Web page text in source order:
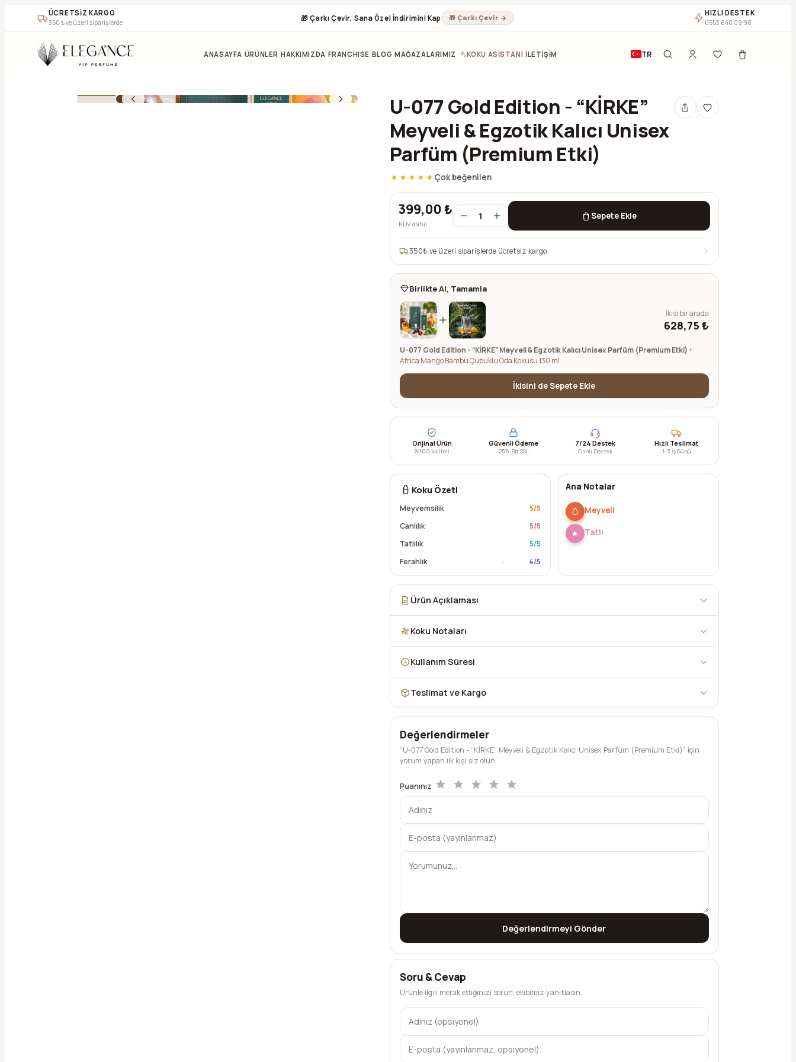
ÜCRETSİZ KARGO
350 ₺ ve üzeri siparişlerde
🎁 Çarkı Çevir, Sana Özel İndirimini Kap 🎁 Çarkı Çevir →
HIZLI DESTEK
0553 640 09 98
ANASAYFA ÜRÜNLER HAKKIMIZDA FRANCHISE BLOG MAĞAZALARIMIZ KOKU ASİSTANI İLETİŞİM TR
U-077 Gold Edition - “KİRKE”
Meyveli & Egzotik Kalıcı Unisex
Parfüm (Premium Etki)
Çok beğenilen
399,00 ₺
KDV dahil
1 Sepete Ekle
350₺ ve üzeri siparişlerde ücretsiz kargo
Birlikte Al, Tamamla
İkisi bir arada
628,75 ₺
U-077 Gold Edition - “KİRKE” Meyveli & Egzotik Kalıcı Unisex Parfüm (Premium Etki)+
Africa Mango Bambu Çubuklu Oda Kokusu 130 ml
İkisini de Sepete Ekle
Orijinal Ürün
%100 kaliteli
Güvenli Ödeme
256-Bit SSL
7/24 Destek
Canlı Destek
Hızlı Teslimat
1-3 İş Günü
Koku Özeti
Meyvemsilik 5/5
Canlılık 5/5
Tatlılık 5/5
Ferahlık 4/5
Ana Notalar
Meyveli
Tatlı
Ürün Açıklaması
Koku Notaları
Kullanım Süresi
Teslimat ve Kargo
Değerlendirmeler
“U-077 Gold Edition - “KİRKE” Meyveli & Egzotik Kalıcı Unisex Parfüm (Premium Etki)” için
yorum yapan ilk kişi siz olun.
Puanınız
Değerlendirmeyi Gönder
Soru & Cevap
Ürünle ilgili merak ettiğinizi sorun; ekibimiz yanıtlasın.